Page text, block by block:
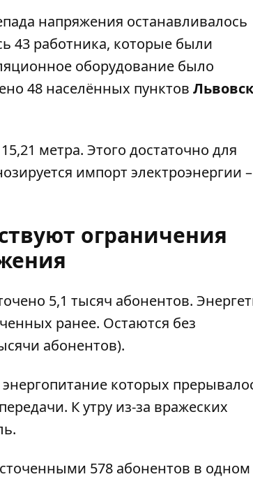
напряжения останавливалось
43 работника, которые были
оборудование было
48 населённых пунктов
метра. Этого достаточно для
импорт электроэнергии
ограничения
5,1 тысяч абонентов.
ранее. Остаются без
абонентов).
энергопитание которых
К утру из-за вражеских
578 абонентов в одном